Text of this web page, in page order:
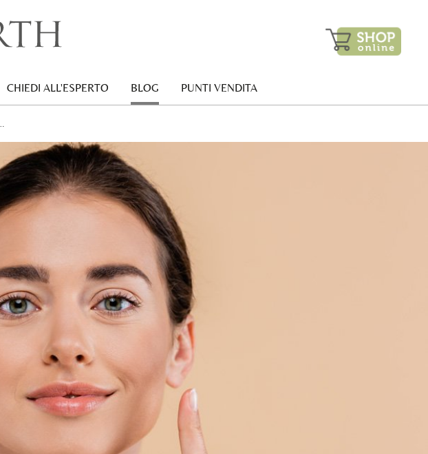
CHIEDI ALL'ESPERTO BLOG PUNTI VENDITA